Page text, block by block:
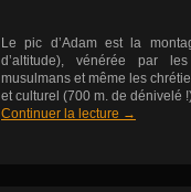
Le pic d’Adam est la
d’altitude), vénérée par
musulmans et même les
et culturel (700 m. de dénivelé
Continuer la lecture →